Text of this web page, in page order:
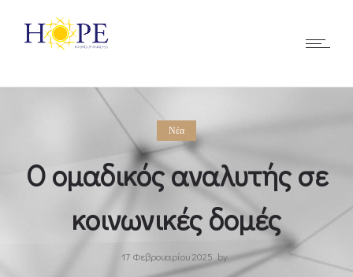
Νέα
Ο ομαδικός αναλυτής σε
κοινωνικές δομές
17 Φεβρουαρίου 2025 by